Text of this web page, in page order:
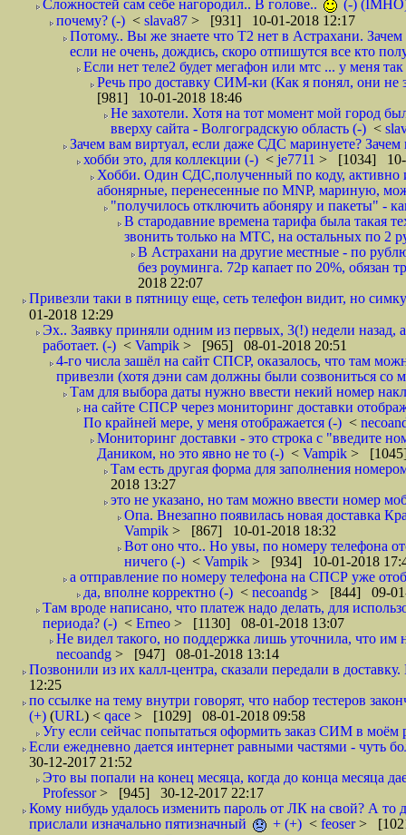
Сложностей сам себе нагородил.. В голове..
(-)
почему? (-) < slava87 > [931] 10-01-2018 12:17
Потому.. Вы же знаете что Т2 нет в Астрахани.
если не очень, дождись, скоро отпишутся все кто
Если нет теле2 будет мегафон или мтс ... у меня
Речь про доставку СИМ-ки (Как я понял, они не
[981] 10-01-2018 18:46
Не захотели. Хотя на тот момент мой город
вверху сайта - Волгоградскую область (-) <
Зачем вам виртуал, если даже СДС маринуете?
хобби это, для коллекции (-) < je7711 > [1034] 10-
Хобби. Один СДС,полученный по коду, активно
абонярные, перенесенные по MNP, мариную,
"получилось отключить абоняру и пакеты" -
В стародавние времена тарифа была такая
звонить только на МТС, на остальных по 2
В Астрахани на другие местные - по
без роуминга. 72р капает по 20%, обязан
2018 22:07
Привезли таки в пятницу еще, сеть телефон видит, но
01-2018 12:29
Эх.. Заявку приняли одним из первых, 3(!) недели назад,
работает. (-) < Vampik > [965] 08-01-2018 20:51
4-го числа зашёл на сайт СПСР, оказалось, что там
привезли (хотя дэни сам должны были созвониться со
Там для выбора даты нужно ввести некий номер
на сайте СПСР через мониторинг доставки
По крайней мере, у меня отображается (-) <
Мониторинг доставки - это строка с "введите
Даником, но это явно не то (-) < Vampik >
Там есть другая форма для заполнения
2018 13:27
это не указано, но там можно ввести номер
Опа. Внезапно появилась новая доставка
Vampik > [867] 10-01-2018 18:32
Вот оно что.. Но увы, по номеру телефона
ничего (-) < Vampik > [934] 10-01-2018
а отправление по номеру телефона на СПСР уже
да, вполне корректно (-) < necoandg > [844] 09-01-
Там вроде написано, что платеж надо делать, для
периода? (-) < Erneo > [1130] 08-01-2018 13:07
Не видел такого, но поддержка лишь уточнила, что
necoandg > [947] 08-01-2018 13:14
Позвонили из их калл-центра, сказали передали в
12:25
по ссылке на тему внутри говорят, что набор тестеров
(+) (URL) < qace > [1029] 08-01-2018 09:58
Угу если сейчас попытаться оформить заказ СИМ в моём
Если ежедневно дается интернет равными частями - чуть
30-12-2017 21:52
Это вы попали на конец месяца, когда до конца месяца
Professor> [945] 30-12-2017 22:17
Кому нибудь удалось изменить пароль от ЛК на свой? А то
прислали изначально пятизначный
+ (+) < feoser>